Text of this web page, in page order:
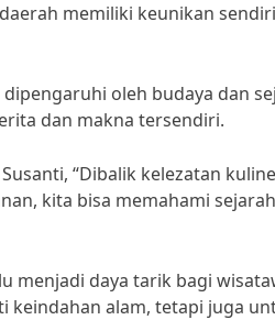
memiliki keunikan
oleh budaya dan
dan makna tersendiri.
“Dibalik kelezatan
kita bisa memahami
menjadi daya tarik bagi
alam, tetapi juga